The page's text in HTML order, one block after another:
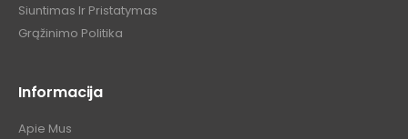
Siuntimas Ir Pristatymas
Grąžinimo Politika
Informacija
Apie Mus